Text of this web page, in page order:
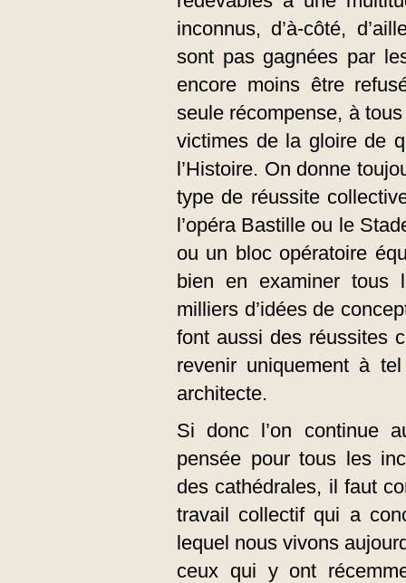
inconnus, d’à-côté,
sont pas gagnées par
encore moins être
seule récompense, à
victimes de la gloire de
l’Histoire. On donne
type de réussite
l’opéra Bastille ou le
ou un bloc opératoire
bien en examiner tous
milliers d’idées de
font aussi des réussites
revenir uniquement à
architecte.
Si donc l’on continue
pensée pour tous les
des cathédrales, il faut
travail collectif qui a
lequel nous vivons
ceux qui y ont